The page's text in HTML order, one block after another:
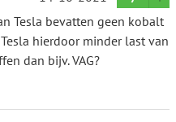
Tesla bevatten geen kobalt
hierdoor minder last van
dan bijv. VAG?